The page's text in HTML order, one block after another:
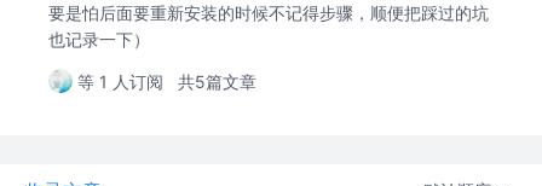
要是怕后面要重新安装的时候不记得步骤，顺便把踩过的坑
也记录一下）
等 1 人订阅 共5篇文章